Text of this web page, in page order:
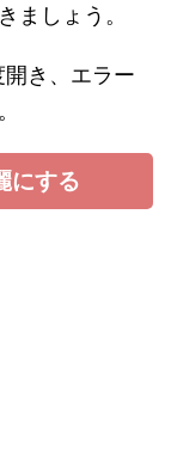
ましょう。
き、エラー
にする